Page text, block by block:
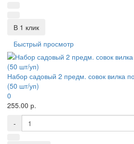
В 1 клик
Быстрый просмотр
Набор садовый 2 предм. совок вилка
(50 шт/уп)
0
255.00 р.
-